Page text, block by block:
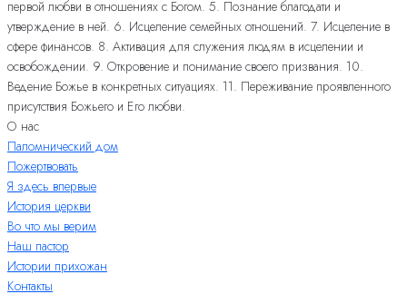
первой любви в отношениях с Богом. 5. Познание благодати и
утверждение в ней. 6. Исцеление семейных отношений. 7. Исцеление в
сфере финансов. 8. Активация для служения людям в исцелении и
освобождении. 9. Откровение и понимание своего призвания. 10.
Ведение Божье в конкретных ситуациях. 11. Переживание проявленного
присутствия Божьего и Его любви.
О нас
Паломнический дом
Пожертвовать
Я здесь впервые
История церкви
Во что мы верим
Наш пастор
Истории прихожан
Контакты